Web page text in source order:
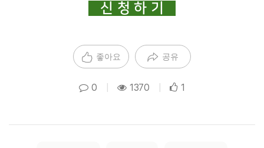
신 청 하 기
좋아요 공유
0 1370 1